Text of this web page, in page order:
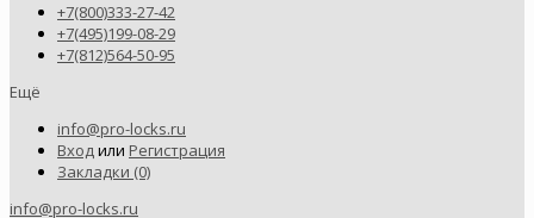
+7(800)333-27-42
+7(495)199-08-29
+7(812)564-50-95
Ещё
info@pro-locks.ru
Входили Регистрация
Закладки (0)
info@pro-locks.ru